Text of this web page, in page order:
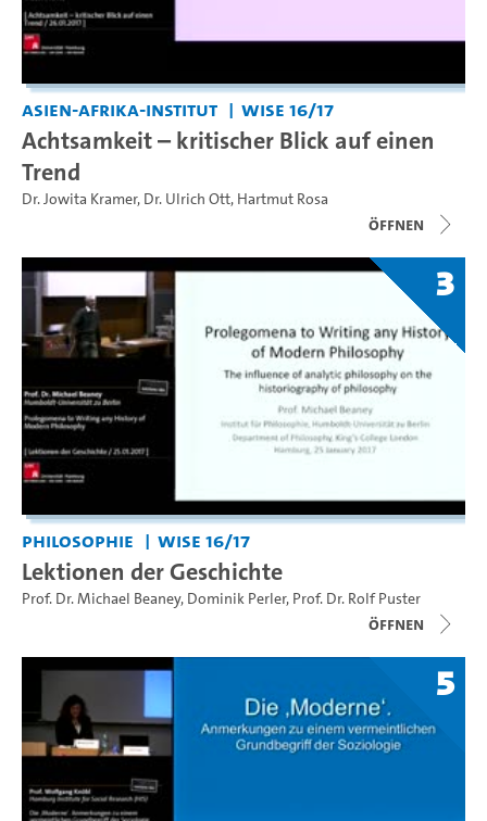
Asien-Afrika-Institut WiSe 16/17
Achtsamkeit – kritischer Blick auf einen
Trend
Dr. Jowita Kramer, Dr. Ulrich Ott, Hartmut Rosa
Öffnen
3
Philosophie WiSe 16/17
Lektionen der Geschichte
Prof. Dr. Michael Beaney, Dominik Perler, Prof. Dr. Rolf Puster
Öffnen
5